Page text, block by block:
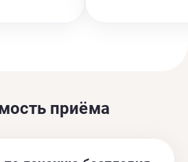
приёма